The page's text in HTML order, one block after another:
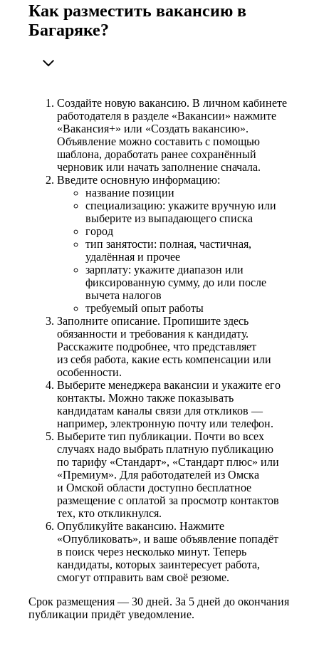
Как разместить вакансию в
Багаряке?
Создайте новую вакансию. В личном кабинете
работодателя в разделе «Вакансии» нажмите
«Вакансия+» или «Создать вакансию».
Объявление можно составить с помощью
шаблона, доработать ранее сохранённый
черновик или начать заполнение сначала.
Введите основную информацию:
название позиции
специализацию: укажите вручную или
выберите из выпадающего списка
город
тип занятости: полная, частичная,
удалённая и прочее
зарплату: укажите диапазон или
фиксированную сумму, до или после
вычета налогов
требуемый опыт работы
Заполните описание. Пропишите здесь
обязанности и требования к кандидату.
Расскажите подробнее, что представляет
из себя работа, какие есть компенсации или
особенности.
Выберите менеджера вакансии и укажите его
контакты. Можно также показывать
кандидатам каналы связи для откликов —
например, электронную почту или телефон.
Выберите тип публикации. Почти во всех
случаях надо выбрать платную публикацию
по тарифу «Стандарт», «Стандарт плюс» или
«Премиум». Для работодателей из Омска
и Омской области доступно бесплатное
размещение с оплатой за просмотр контактов
тех, кто откликнулся.
Опубликуйте вакансию. Нажмите
«Опубликовать», и ваше объявление попадёт
в поиск через несколько минут. Теперь
кандидаты, которых заинтересует работа,
смогут отправить вам своё резюме.
Срок размещения — 30 дней. За 5 дней до окончания
публикации придёт уведомление.